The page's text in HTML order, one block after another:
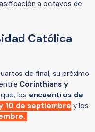
a octavos de
Católica
de final, su próximo
Corinthians y
los encuentros de
10 de septiembre y los